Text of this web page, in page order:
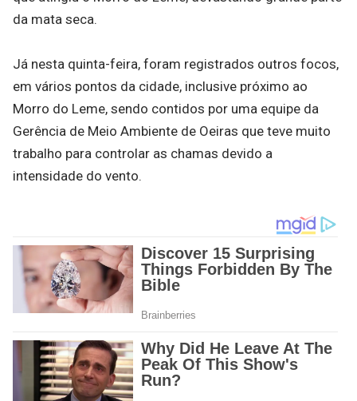
da mata seca.
Já nesta quinta-feira, foram registrados outros focos,
em vários pontos da cidade, inclusive próximo ao
Morro do Leme, sendo contidos por uma equipe da
Gerência de Meio Ambiente de Oeiras que teve muito
trabalho para controlar as chamas devido a
intensidade do vento.